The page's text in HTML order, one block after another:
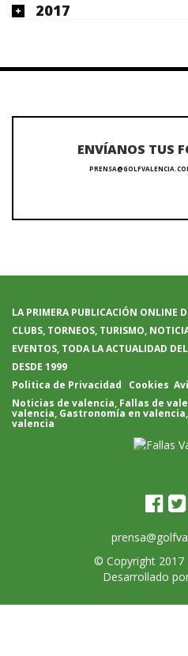
2017
ENVÍANOS TUS
LA PRIMERA PUBLICACIÓN ONLINE
CLUBS, TORNEOS, TURISMO,
EVENTOS, TODA LA ACTUALIDAD
DESDE 1999
Politica de Privacidad
Cookies
Noticias de valencia, Fallas de
valencia, Gastronomía en valencia,
valencia
© Copyright 2017
Desarrollado